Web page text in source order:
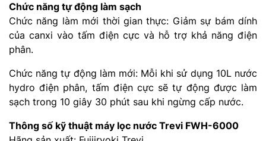
Chức năng tự động làm sạch
Chức năng làm mới thời gian thực: Giảm sự bám dính
của canxi vào tấm điện cực và hỗ trợ khả năng điện
phân.
Chức năng tự động làm mới: Mỗi khi sử dụng 10L nước
hydro điện phân, tấm điện cực sẽ tự động được làm
sạch trong 10 giây 30 phút sau khi ngừng cấp nước.
Thông số kỹ thuật máy lọc nước Trevi FWH-6000